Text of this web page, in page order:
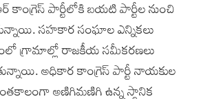
కాంగ్రెస్ పార్టీలోకి‌ బయటి పార్టీల నుంచి
సహకార సంఘాల ఎన్నికలు
గ్రామాల్లో రాజకీయ సమీకరణలు
అధికార కాంగ్రెస్ పార్టీ నాయకుల
అణిగిమణిగి ఉన్న స్థానిక